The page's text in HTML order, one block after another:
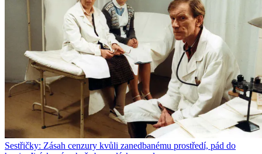
Sestřičky: Zásah cenzury kvůli zanedbanému prostředí, pád do